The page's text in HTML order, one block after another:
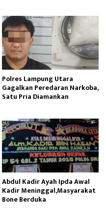
Polres Lampung Utara
Gagalkan Peredaran Narkoba,
Satu Pria Diamankan
Abdul Kadir Ayah Ipda Awal
Kadir Meninggal,Masyarakat
Bone Berduka